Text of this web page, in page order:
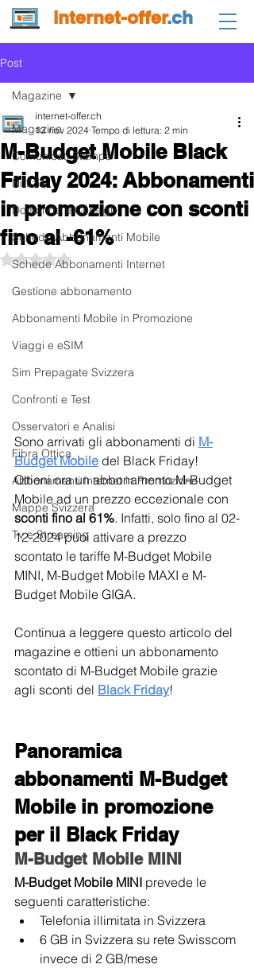
internet-offer.ch
Post
Magazine
Comunicati Stampa
Notizie
Domande e Consigli
Schede Abbonamenti Mobile
Schede Abbonamenti Internet
Gestione abbonamento
Abbonamenti Mobile in Promozione
Viaggi e eSIM
Sim Prepagate Svizzera
Confronti e Test
Osservatori e Analisi
Fibra Ottica
Abbonamenti Internet in Promozione
Mappe Svizzera
Tv e Streaming
Magazine
M-Budget Mobile Black
Friday 2024: Abbonamenti
in promozione con sconti
fino al -61%
internet-offer.ch
13 nov 2024 Tempo di lettura: 2 min
Valutazione NaN stelle su 5.
Sono arrivati gli abbonamenti di M-
Budget Mobile del Black Friday!
Ottieni ora un abbonamento M-Budget
Mobile ad un prezzo eccezionale con
sconti fino al 61%. Infatti, solo fino al 02-
12-2024 puoi attivare a prezzo
scontato le tariffe M-Budget Mobile
MINI, M-Budget Mobile MAXI e M-
Budget Mobile GIGA.
Continua a leggere questo articolo del
magazine e ottieni un abbonamento
scontato di M-Budget Mobile grazie
agli sconti del Black Friday!
Panoramica
abbonamenti M-Budget
Mobile in promozione
per il Black Friday
M-Budget Mobile MINI
M-Budget Mobile MINI prevede le
seguenti caratteristiche:
Telefonia illimitata in Svizzera
6 GB in Svizzera su rete Swisscom
invece di 2 GB/mese